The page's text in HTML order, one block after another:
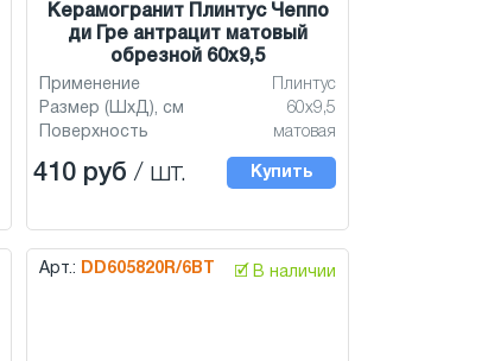
Керамогранит Плинтус Чеппо
ди Гре антрацит матовый
обрезной 60x9,5
Применение
Плинтус
Размер (ШхД), см
60x9,5
Поверхность
матовая
410 руб / шт. Купить
Арт.: DD605820R/6BT 🗹 В наличии